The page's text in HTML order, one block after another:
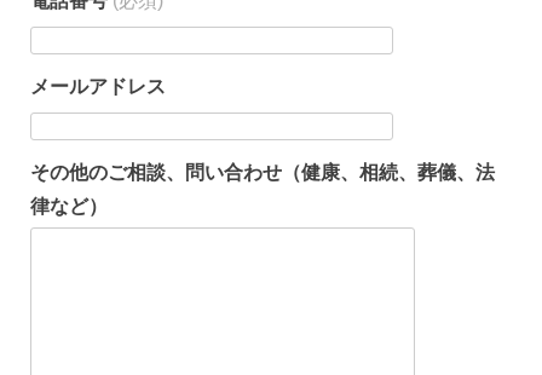
メールアドレス
その他のご相談、問い合わせ（健康、相続、葬儀、法
律など）